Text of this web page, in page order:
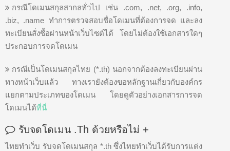
กรณีโดเมนสกุลสากลทั่วไป เช่น .com, .net, .org, .info,
.biz, .name ทำการตรวจสอบชื่อโดเมนที่ต้องการจด และลง
ทะเบียนสั่งซื้อผ่านหน้าเว็บไซต์ได้ โดยไม่ต้องใช้เอกสารใดๆ
ประกอบการจดโดเมน
กรณีเป็นโดเมนสกุลไทย (*.th) นอกจากต้องลงทะเบียนผ่าน
ทางหน้าเว็บแล้ว ทางเรายังต้องขอหลักฐานเกี่ยวกับองค์กร
แยกตามประเภทของโดเมน โดยดูตัวอย่างเอกสารการจด
โดเมนได้ที่นี่
รับจดโดเมน .th ด้วยหรือไม่ +
ไทยทำเว็บ รับจดโดเมนสกุล *.th ซึ่งไทยทำเว็บได้รับการแต่ง